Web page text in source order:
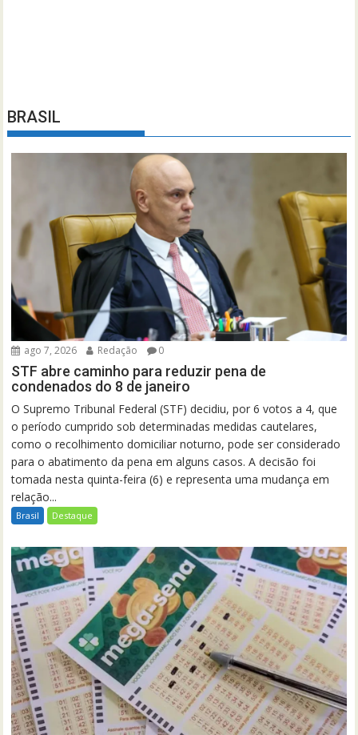
BRASIL
ago 7, 2026 Redação 0
STF abre caminho para reduzir pena de
condenados do 8 de janeiro
O Supremo Tribunal Federal (STF) decidiu, por 6 votos a 4, que
o período cumprido sob determinadas medidas cautelares,
como o recolhimento domiciliar noturno, pode ser considerado
para o abatimento da pena em alguns casos. A decisão foi
tomada nesta quinta-feira (6) e representa uma mudança em
relação...
Brasil Destaque